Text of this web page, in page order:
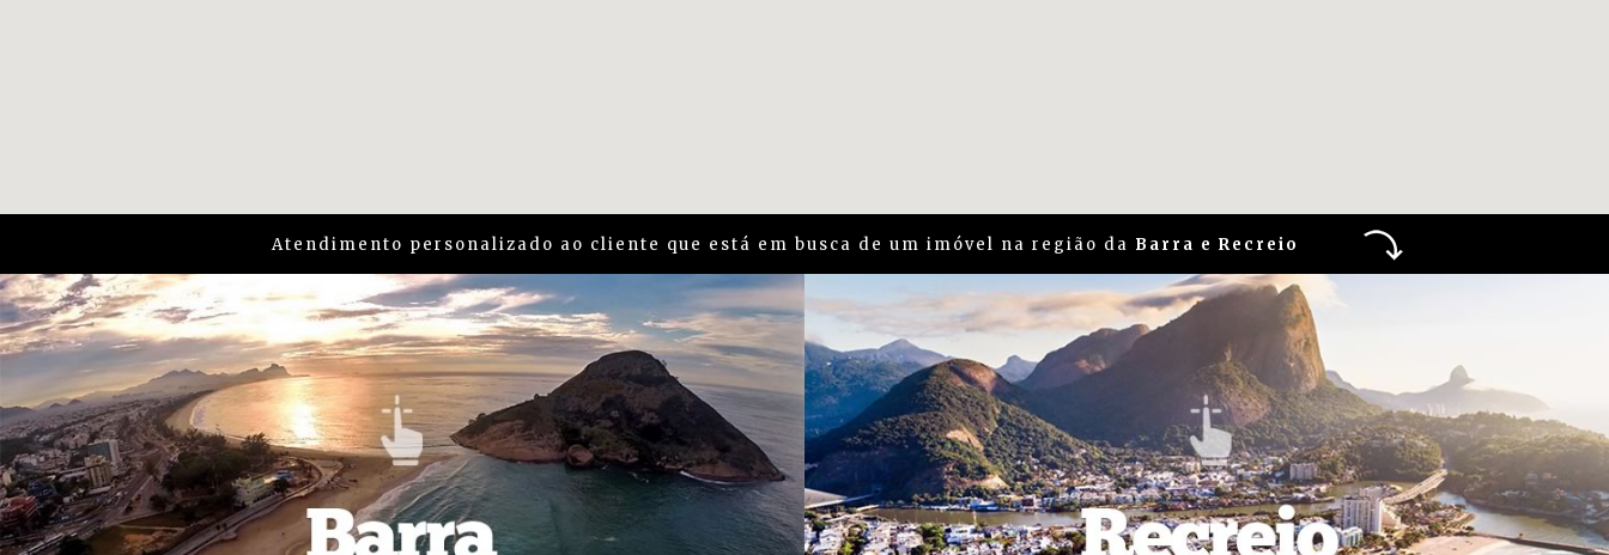
Atendimento personalizado ao cliente que está em busca de um imóvel na região da Barra e Recreio